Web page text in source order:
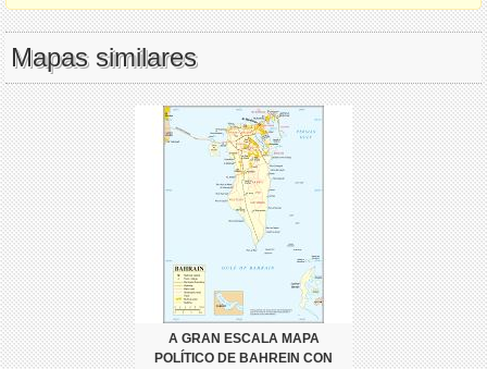
Mapas similares
A GRAN ESCALA MAPA
POLÍTICO DE BAHREIN CON